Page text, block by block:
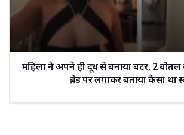
महिला ने अपने ही दूध से बनाया बटर, 2
ब्रेड पर लगाकर बताया कैसा था